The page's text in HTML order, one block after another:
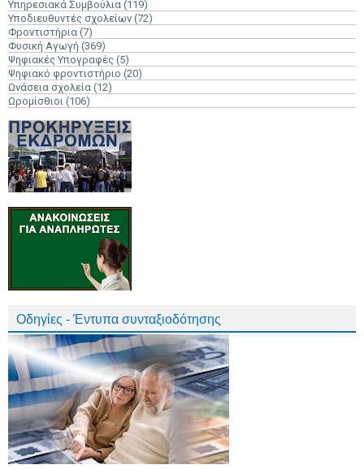
Υπηρεσιακά Συμβούλια (119)
Υποδιευθυντές σχολείων (72)
Φροντιστήρια (7)
Φυσική Αγωγή (369)
Ψηφιακές Υπογραφές (5)
Ψηφιακό φροντιστήριο (20)
Ωνάσεια σχολεία (12)
Ωρομίσθιοι (106)
Οδηγίες - Έντυπα συνταξιοδότησης